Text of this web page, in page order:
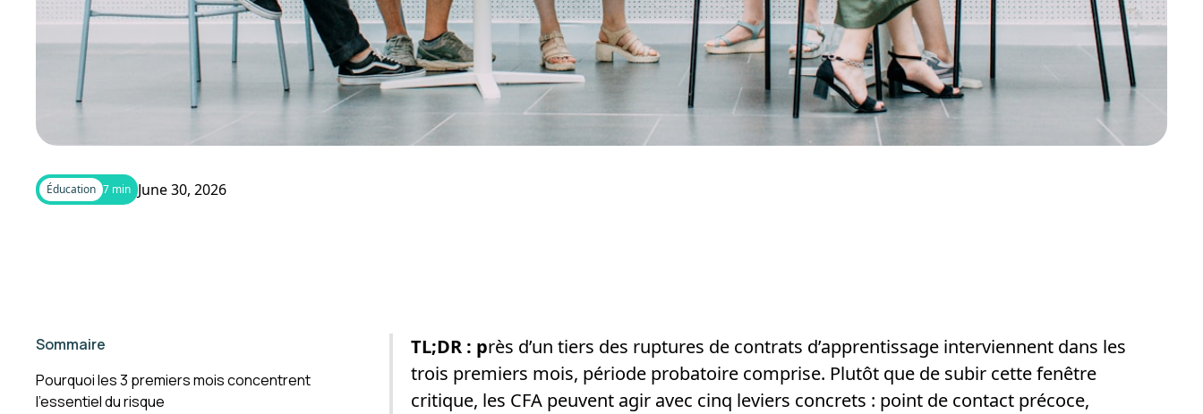
Éducation 7 min June 30, 2026
Sommaire
Pourquoi les 3 premiers mois concentrent
l’essentiel du risque
TL;DR : près d’un tiers des ruptures de contrats d’apprentissage interviennent dans les
trois premiers mois, période probatoire comprise. Plutôt que de subir cette fenêtre
critique, les CFA peuvent agir avec cinq leviers concrets : point de contact précoce,